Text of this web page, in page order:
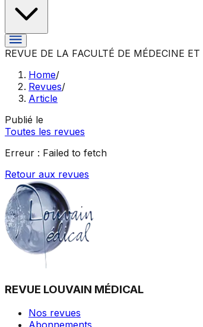
REVUE DE LA FACULTÉ DE MÉDECINE
Home/
Revues/
Article
Publié le
Toutes les revues
Erreur : Failed to fetch
Retour aux revues
REVUE LOUVAIN MÉDICAL
Nos revues